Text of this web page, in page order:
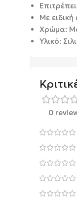
Με
Χρώμα:
Υλικό:
0